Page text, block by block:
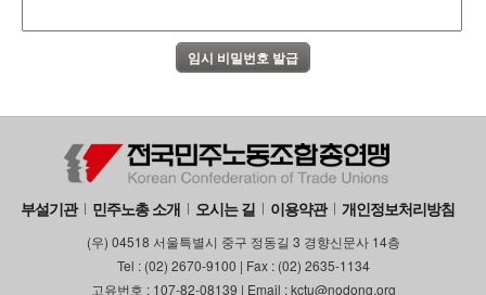
부설기관 민주노총 소개 오시는 길 이용약관 개인정보처리방침
(우) 04518 서울특별시 중구 정동길 3 경향신문사 14층
Tel : (02) 2670-9100 | Fax : (02) 2635-1134
고유번호 : 107-82-08139 | Email : kctu@nodong.org